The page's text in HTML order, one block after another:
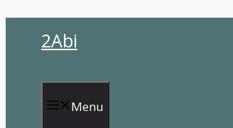
2Abi
Menu